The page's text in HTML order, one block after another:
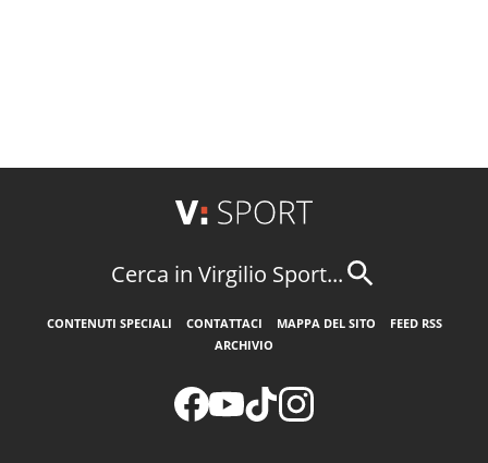
Cerca in Virgilio Sport...
CONTENUTI SPECIALI CONTATTACI MAPPA DEL SITO
FEED RSS
ARCHIVIO